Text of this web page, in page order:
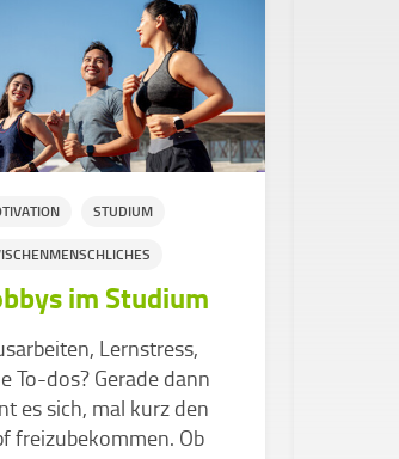
STUDIUM
im Studium
Lernstress,
To-dos? Gerade dann
es sich, mal kurz den
freizubekommen. Ob